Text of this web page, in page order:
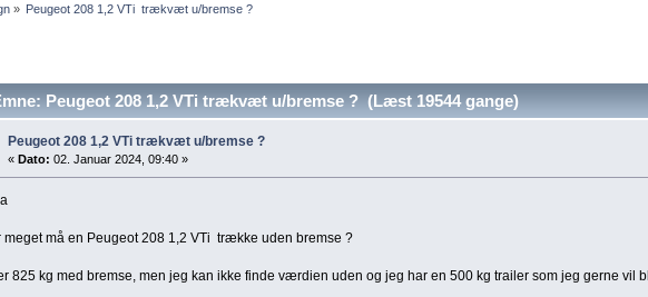
» Peugeot 208 1,2 VTi  trækvæt u/bremse ?
Peugeot 208 1,2 VTi trækvæt u/bremse ? (Læst 19544 gange)
Peugeot 208 1,2 VTi trækvæt u/bremse ?
« Dato: 02. Januar 2024, 09:40 »
meget må en Peugeot 208 1,2 VTi trække uden bremse ?
825 kg med bremse, men jeg kan ikke finde værdien uden og jeg har en 500 kg trailer som jeg gerne vil